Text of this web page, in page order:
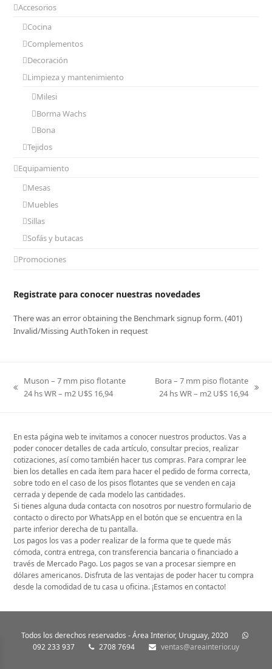
Accesorios
Cocina
Complementos
Decoración
Limpieza y mantenimiento
Milesi
Borma Wachs
Bona
Tejidos
Equipamiento
Mesas
Muebles
Sillas
Sofás y butacas
Promociones
Registrate para conocer nuestras novedades
There was an error obtaining the Benchmark signup form. (401)
Invalid/Missing AuthToken in request
previous
Muson – 7 mm piso flotante
24 hs WR – m2 U$S 16,94
next
Bora – 7 mm piso flotante
24 hs WR – m2 U$S 16,94
En esta página web te invitamos a conocer nuestros productos. Vas a
poder conocer detalles de cada artículo, consultar precios, realizar
cotizaciones, así como también hacer tus compras. Para comprar lee
bien los detalles en cada ítem para hacer el pedido de forma correcta,
sobre todo en el caso de los pisos flotantes que se venden en caja
cerrada y depende de cada modelo las cantidades.
Si tienes alguna duda contacta con nosotros por nuestro formulario de
contacto o directo por WhatsApp en el botón que se encuentra en la
parte inferior derecha de tu pantalla.
Los pagos los vas a poder realizar de la forma que te quede más
cómoda, contra entrega, con transferencia bancaria o financiado a
través de Mercado Pago. Los pagos se van a procesar siempre en
dólares americanos. Disfruta de las ventajas de poder hacer tu compra
desde la comodidad de tu casa u oficina. ¡Estamos en contacto!
Todos los derechos reservados - Área Interior, Uruguay, 2020
092 233 937
2708 7694 ventas@areainterior.uy